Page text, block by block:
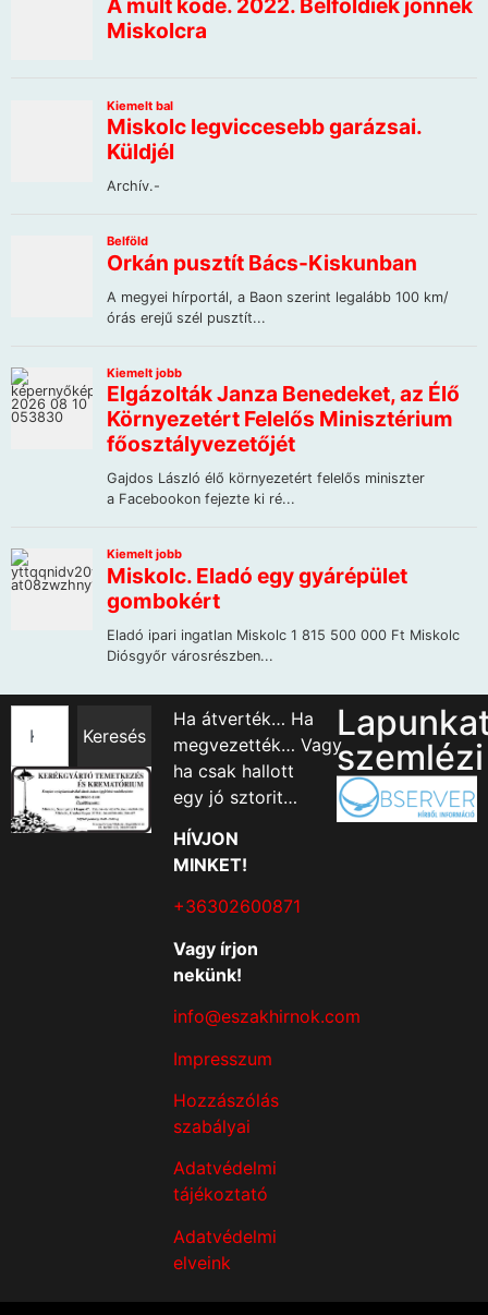
Keresés
Ha átverték… Ha
megvezették… Vagy
ha csak hallott
egy jó sztorit…
HÍVJON
MINKET!
+36302600871
Vagy írjon
nekünk!
info@eszakhirnok.com
Impresszum
Hozzászólás
szabályai
Adatvédelmi
tájékoztató
Adatvédelmi
elveink
szemlézi